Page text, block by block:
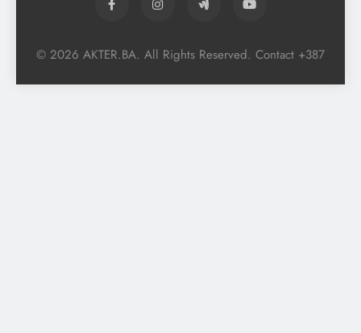
© 2026 AKTER.BA. All Rights Reserved. Contact +387